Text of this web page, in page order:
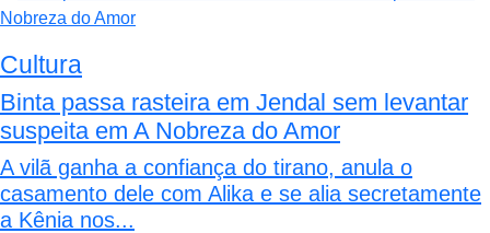
Cultura
Binta passa rasteira em Jendal sem levantar
suspeita em A Nobreza do Amor
A vilã ganha a confiança do tirano, anula o
casamento dele com Alika e se alia secretamente
a Kênia nos...